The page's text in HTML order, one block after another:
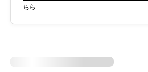
ちら